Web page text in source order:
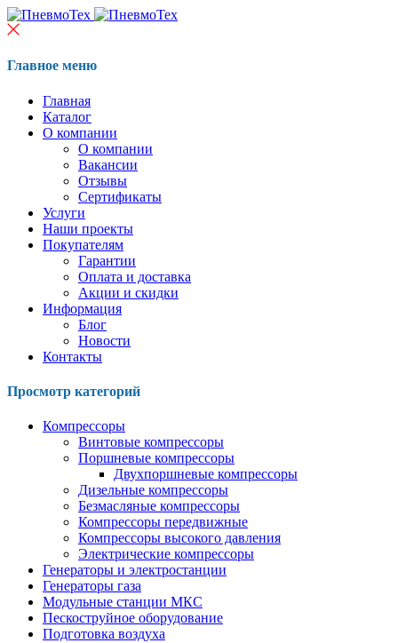
Главное меню
Главная
Каталог
О компании
О компании
Вакансии
Отзывы
Сертификаты
Услуги
Наши проекты
Покупателям
Гарантии
Оплата и доставка
Акции и скидки
Информация
Блог
Новости
Контакты
Просмотр категорий
Компрессоры
Винтовые компрессоры
Поршневые компрессоры
Двухпоршневые компрессоры
Дизельные компрессоры
Безмасляные компрессоры
Компрессоры передвижные
Компрессоры высокого давления
Электрические компрессоры
Генераторы и электростанции
Генераторы газа
Модульные станции МКС
Пескоструйное оборудование
Подготовка воздуха